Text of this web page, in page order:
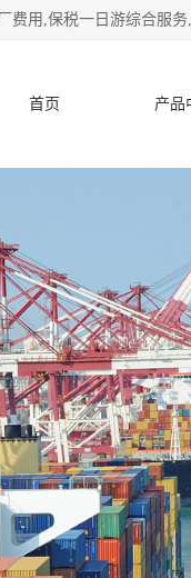
首页 产品